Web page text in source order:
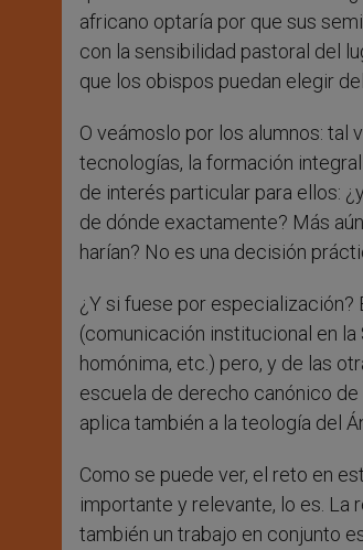
africano optaría por que sus
con la sensibilidad pastoral del
que los obispos puedan elegir
O veámoslo por los alumnos: tal
tecnologías, la formación
de interés particular para ellos:
de dónde exactamente? Más
harían? No es una decisión
¿Y si fuese por especialización?
(comunicación institucional en la
homónima, etc.) pero, y de las
escuela de derecho canónico de
aplica también a la teología del
Como se puede ver, el reto en
importante y relevante, lo es. La
también un trabajo en conjunto